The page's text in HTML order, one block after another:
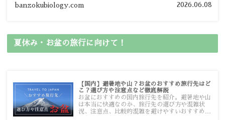
ガイドマップからスムーズに見つけていただけま
banzokubiology.com 2026.06.08
夏休み・お盆の旅行に向けて！
【国内】避暑地や山？お盆のおすすめ旅行先はど
こ？選び方や注意点など徹底解説
お盆におすすめの国内旅行先を紹介。避暑地や山
は本当に快適なのか、旅行先の選び方や混雑状
況、注意点、比較的混雑を避けやすいおすすめス